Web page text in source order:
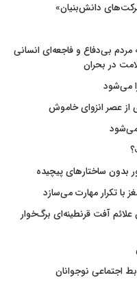
دانش‌بنیان»
مردم بی‌دفاع و فاجعه‌ای انسانی
در بحران
می‌شود
از عصر انزوای خاموش
می‌شود
بدون ساختارهای پیچیده
تکرار مهارت می‌سازد
آفت قرنطینه‌ای برگ‌خوار
اجتماعی نوجوانان